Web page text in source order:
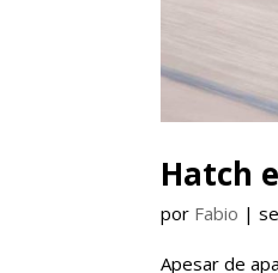
Hatch
por Fabio |
Apesar de